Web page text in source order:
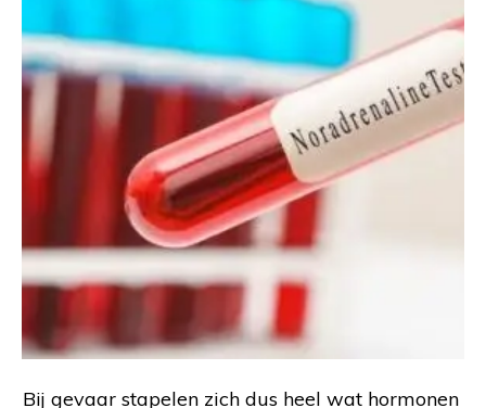
Bij gevaar stapelen zich dus heel wat hormonen